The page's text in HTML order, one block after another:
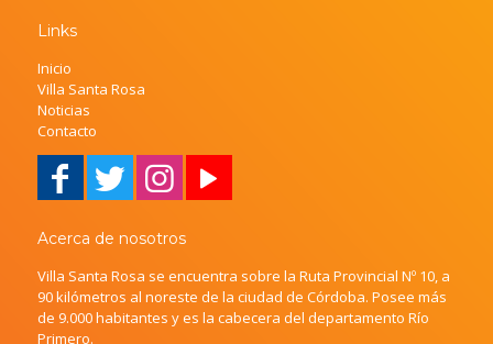
Links
Inicio
Villa Santa Rosa
Noticias
Contacto
Acerca de nosotros
Villa Santa Rosa se encuentra sobre la Ruta Provincial Nº 10, a
90 kilómetros al noreste de la ciudad de Córdoba. Posee más
de 9.000 habitantes y es la cabecera del departamento Río
Primero.